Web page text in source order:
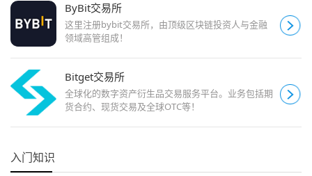
ByBit交易所
这里注册bybit交易所，由顶级区块链投资人与金融
领域高管组成！
Bitget交易所
全球化的数字资产衍生品交易服务平台。业务包括期
货合约、现货交易及全球OTC等！
入门知识